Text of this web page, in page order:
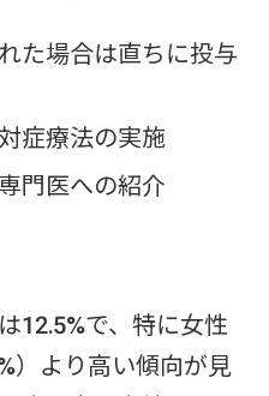
た場合は直ちに投与
症療法の実施
門医への紹介
12.5%で、特に女性
）より高い傾向が見